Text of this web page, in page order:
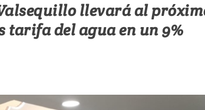
llevará al
tarifa del agua en un 9%